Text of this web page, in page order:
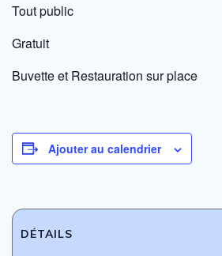
Tout public
Gratuit
Buvette et Restauration sur place
Ajouter au calendrier
DÉTAILS